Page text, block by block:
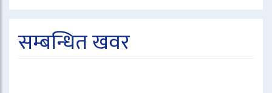
सम्बन्धित खवर